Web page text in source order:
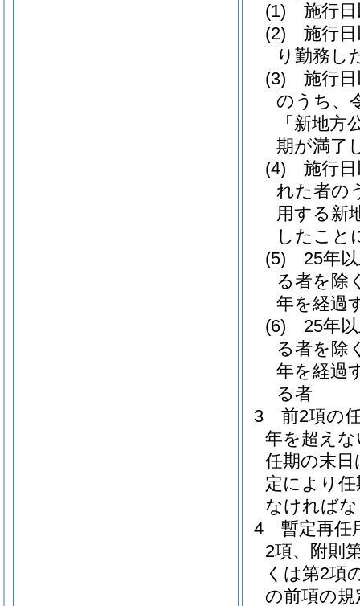
(1)
施行
(2)
施行
り勤務し
(3)
施行
のうち、
「新地方
期が満了
(4)
施行
れた者の
用する新
したこと
(5)
25年
る者を除
年を経過
(6)
25年
る者を除
年を経過
る者
3
前2項の
年を超え
任期の末
定により
なければ
4
暫定再任
2項、附則
くは第2項
の前項の